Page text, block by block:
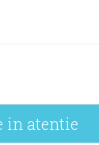
in atentie